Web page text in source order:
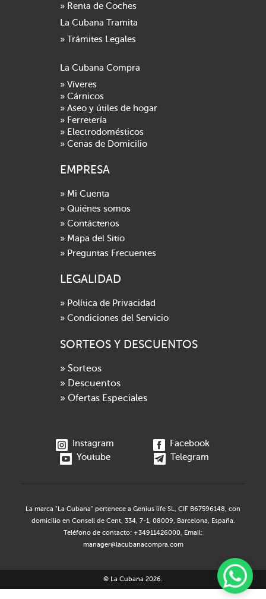
» Renta de Coches
La Cubana Tramita
» Trámites Legales
La Cubana Compra
» Víveres
» Cárnicos
» Aseo y útiles de hogar
» Ferretería
» Electrodomésticos
» Cenas de Domicilio
EMPRESA
» Mi Cuenta
» Quiénes somos
» Contáctenos
» Mapa del Sitio
» Preguntas Frecuentes
LEGALIDAD
» Política de Privacidad
» Condiciones del Servicio
SORTEOS Y DESCUENTOS
» Sorteos
» Descuentos
» Ofertas Especiales
Instagram
Facebook
Youtube
Telegram
La marca "La Cubana" pertenece a Genius life SL, CIF B67596148, con
domicilio en Consell de Cent, 334, 7-1, 08009, Barcelona, España.
Teléfono de contacto: +34911426000, Email:
manager@lacubanacompra.com
© La Cubana 2026.